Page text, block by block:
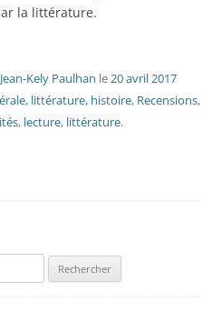
la littérature.
Jean-Kely Paulhan le20 avril 2017
littérature, histoire, Recensions,
, lecture, littérature.